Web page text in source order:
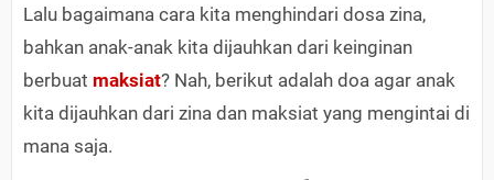
Lalu bagaimana cara kita menghindari dosa zina,
bahkan anak-anak kita dijauhkan dari keinginan
berbuat maksiat? Nah, berikut adalah doa agar anak
kita dijauhkan dari zina dan maksiat yang mengintai di
mana saja.